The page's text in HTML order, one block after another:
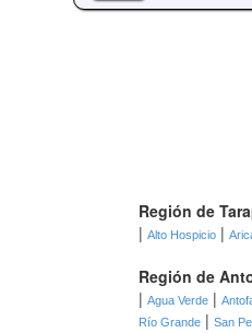
Región de
| Alto Hospicio |
Región de
| Agua Verde |
Río Grande | San